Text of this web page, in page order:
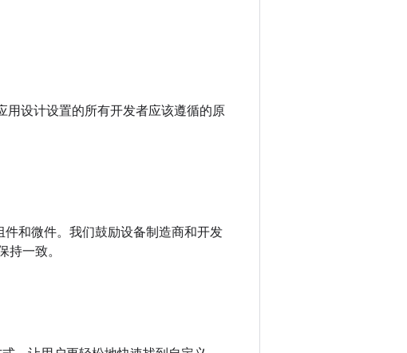
用设计设置的所有开发者应该遵循的原
和微件。我们鼓励设备制造商和开发
一致。